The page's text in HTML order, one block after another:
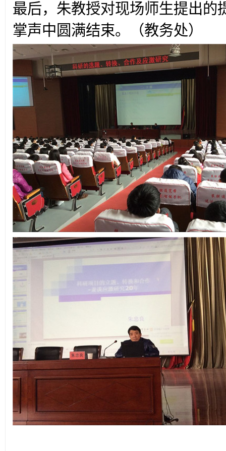
最后，朱教授对现场师生提出的
掌声中圆满结束。（教务处）